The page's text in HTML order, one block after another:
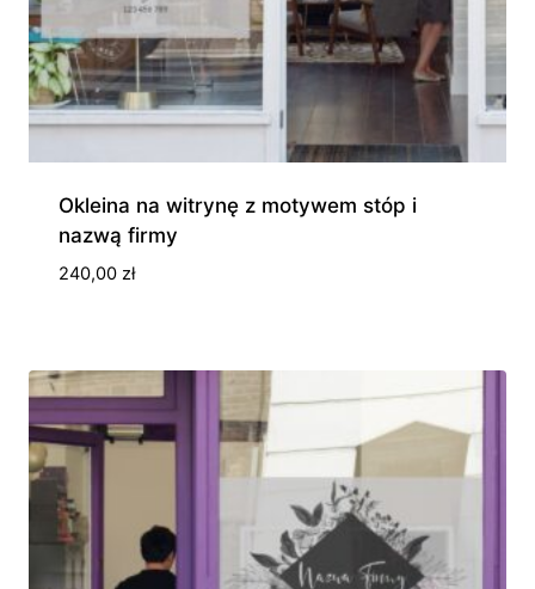
Okleina na witrynę z motywem stóp i
nazwą firmy
240,00 zł